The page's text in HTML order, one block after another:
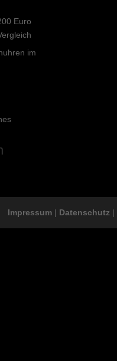
Euro
im
Impressum| Datenschutz |